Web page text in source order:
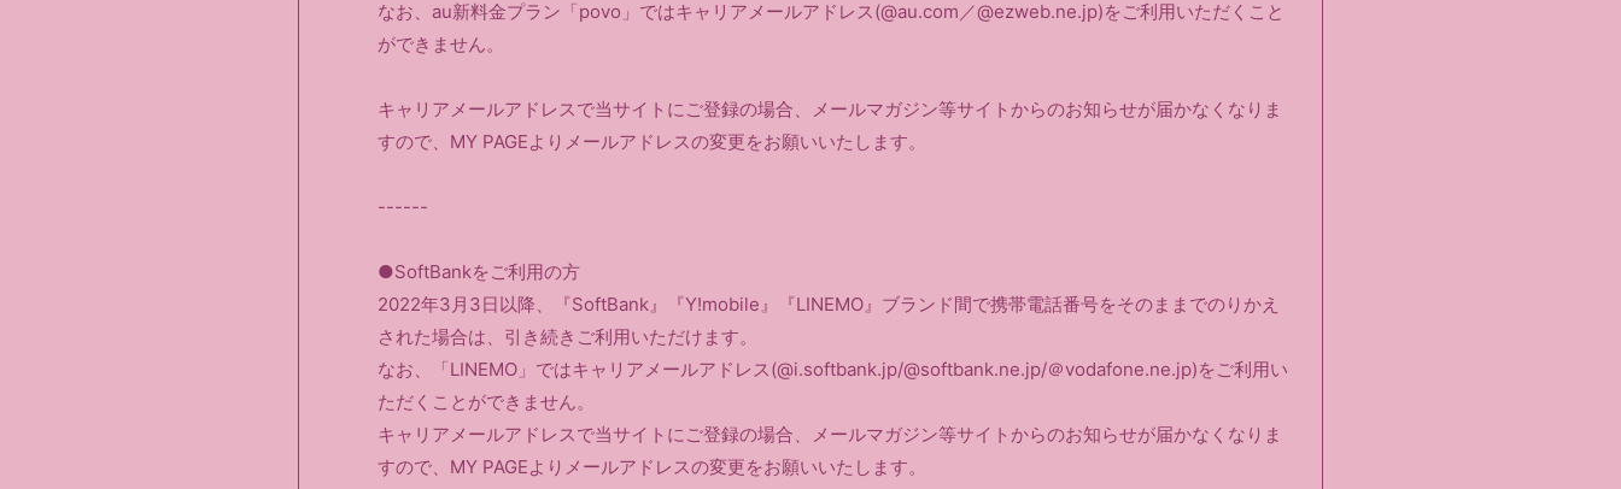
なお、au新料金プラン「povo」ではキャリアメールアドレス(@au.com／@ezweb.ne.jp)をご利用いただくこと
ができません。
キャリアメールアドレスで当サイトにご登録の場合、メールマガジン等サイトからのお知らせが届かなくなりま
すので、MY PAGEよりメールアドレスの変更をお願いいたします。
------
●SoftBankをご利用の方
2022年3月3日以降、『SoftBank』『Y!mobile』『LINEMO』ブランド間で携帯電話番号をそのままでのりかえ
された場合は、引き続きご利用いただけます。
なお、「LINEMO」ではキャリアメールアドレス(@i.softbank.jp/@softbank.ne.jp/＠vodafone.ne.jp)をご利用い
ただくことができません。
キャリアメールアドレスで当サイトにご登録の場合、メールマガジン等サイトからのお知らせが届かなくなりま
すので、MY PAGEよりメールアドレスの変更をお願いいたします。